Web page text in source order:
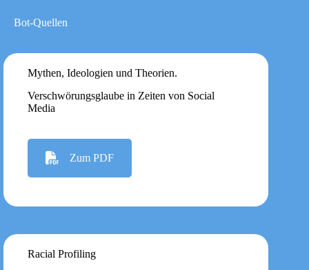
Bot-Quellen
Mythen, Ideologien und Theorien.
Verschwörungsglaube in Zeiten von Social
Media
Zum PDF
Racial Profiling